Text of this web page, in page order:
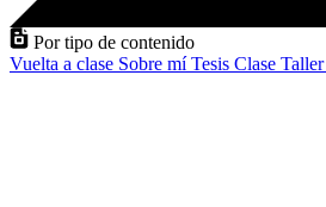
Por tipo de contenido
Vuelta a clase Sobre míTesis Clase Taller